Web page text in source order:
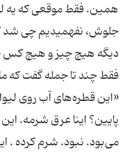
همین. فقط موقعی که یه
جلوش، نفهمیدیم چی شد
دیگه هیچ چیز و هیچ کس
فقط چند تا جمله گفت که
«این قطره‌های آب روی
پایین؟ اینا عرق شرمه.
می‌بود. نبود. شرم کرده .